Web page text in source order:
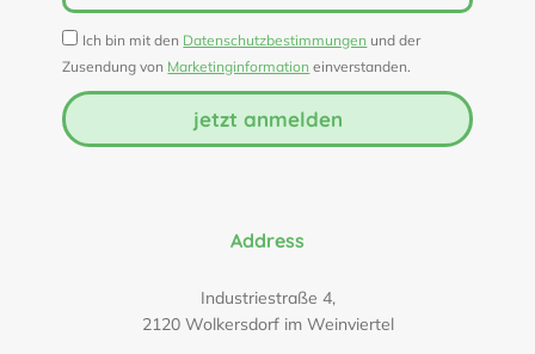
Ich bin mit den Datenschutzbestimmungen und der
Zusendung von Marketinginformation einverstanden.
jetzt anmelden
Address
Industriestraße 4,
2120 Wolkersdorf im Weinviertel